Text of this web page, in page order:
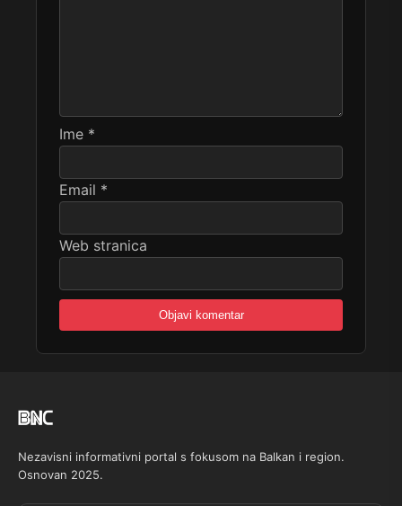
Ime *
Email *
Web stranica
Nezavisni informativni portal s fokusom na Balkan i region.
Osnovan 2025.